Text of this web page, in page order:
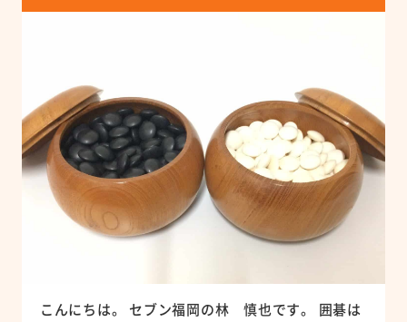
こんにちは。 セブン福岡の林 慎也です。 囲碁は